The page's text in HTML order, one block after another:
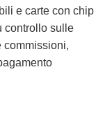
e carte con chip
controllo sulle
commissioni,